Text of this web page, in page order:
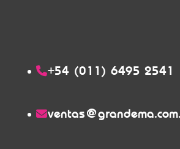
+54 (011) 6495 2541